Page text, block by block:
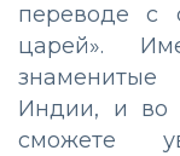
переводе с
царей».
Индии, и во
сможете